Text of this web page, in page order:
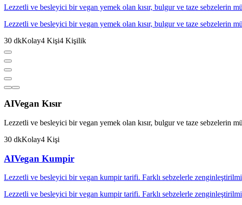
Lezzetli ve besleyici bir vegan yemek olan kısır, bulgur ve taze sebzelerin
Lezzetli ve besleyici bir vegan yemek olan kısır, bulgur ve taze sebzelerin
30 dkKolay4 Kişi4 Kişilik
AIVegan Kısır
Lezzetli ve besleyici bir vegan yemek olan kısır, bulgur ve taze sebzelerin
30 dkKolay4 Kişi
AIVegan Kumpir
Lezzetli ve besleyici bir vegan kumpir tarifi. Farklı sebzelerle
Lezzetli ve besleyici bir vegan kumpir tarifi. Farklı sebzelerle